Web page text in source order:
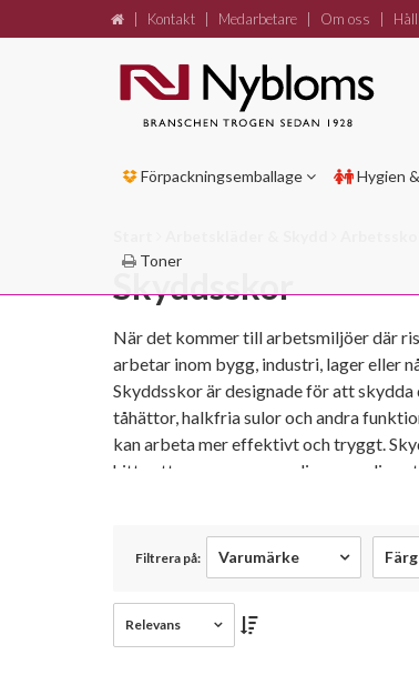
Skyddsskor
När det kommer till arbetsmiljöer där
arbetar inom bygg, industri, lager eller
Skyddsskor är designade för att
tåhättor, halkfria sulor och andra
kan arbeta mer effektivt och tryggt.
hitta ett par som passar din personliga
Filtrera på: Varumärke Färg
Relevans
Kontakt Medarbetare Om oss
Förpackningsemballage Hygien
Toner